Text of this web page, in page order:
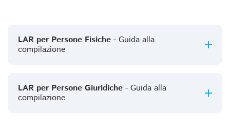
LAR per Persone Fisiche - Guida alla
compilazione
LAR per Persone Giuridiche - Guida alla
compilazione